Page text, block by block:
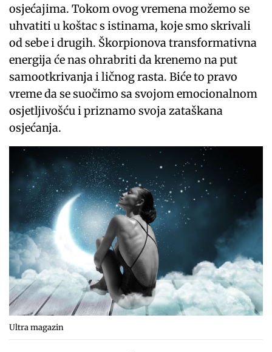
osjećajima. Tokom ovog vremena možemo se
uhvatiti u koštac s istinama, koje smo skrivali
od sebe i drugih. Škorpionova transformativna
energija će nas ohrabriti da krenemo na put
samootkrivanja i ličnog rasta. Biće to pravo
vreme da se suočimo sa svojom emocionalnom
osjetljivošću i priznamo svoja zataškana
osjećanja.
Ultra magazin